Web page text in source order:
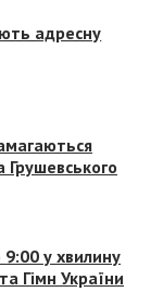
адресну
Грушевського
у хвилину
Гімн України